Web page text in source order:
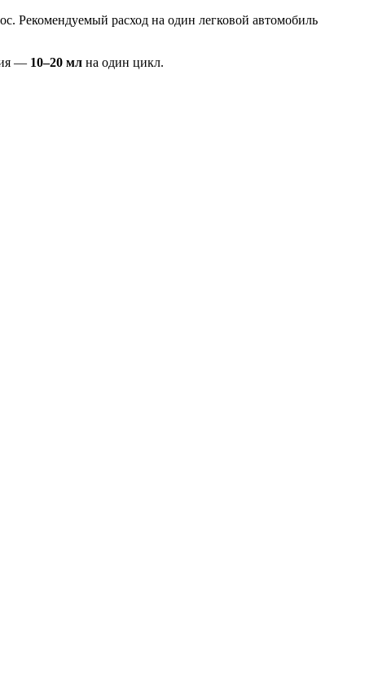
Рекомендуемый расход на один легковой автомобиль
— 10–20 мл на один цикл.